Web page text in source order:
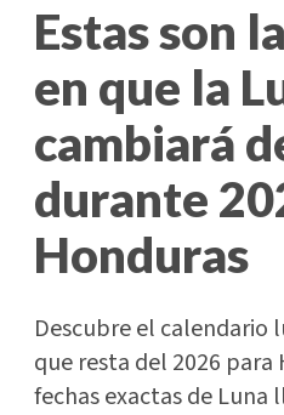
Estas son
en que la
cambiará
durante
Honduras
Descubre el
que resta del 2026 para
fechas exactas de Luna